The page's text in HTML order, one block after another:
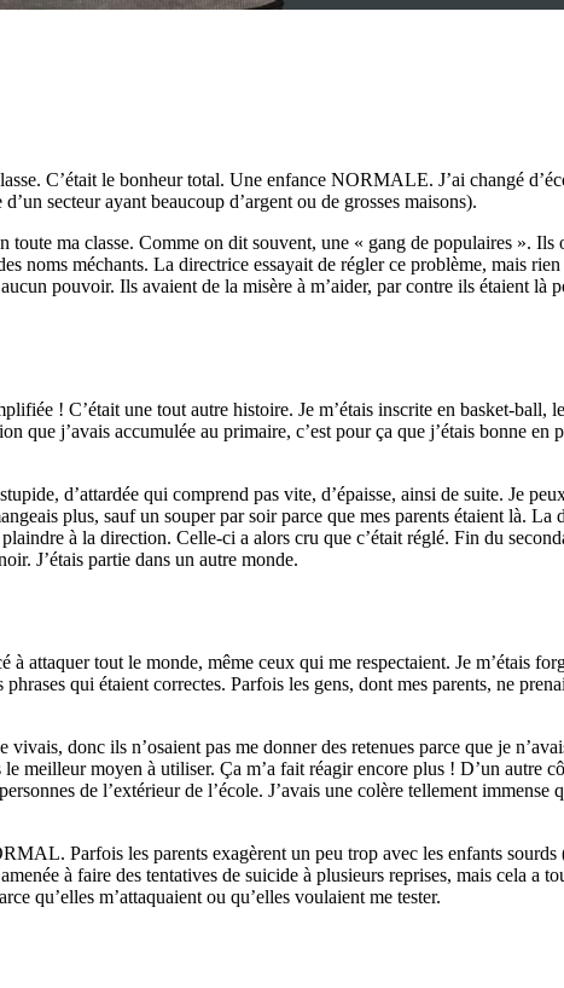
C’était le bonheur total. Une enfance NORMALE. J’ai changé
secteur ayant beaucoup d’argent ou de grosses maisons).
ma classe. Comme on dit souvent, une « gang de populaires ». Ils
noms méchants. La directrice essayait de régler ce problème, mais
pouvoir. Ils avaient de la misère à m’aider, par contre ils étaient là
! C’était une tout autre histoire. Je m’étais inscrite en basket-ball,
que j’avais accumulée au primaire, c’est pour ça que j’étais bonne
d’attardée qui comprend pas vite, d’épaisse, ainsi de suite. Je
plus, sauf un souper par soir parce que mes parents étaient là.
à la direction. Celle-ci a alors cru que c’était réglé. Fin du
J’étais partie dans un autre monde.
attaquer tout le monde, même ceux qui me respectaient. Je m’étais
qui étaient correctes. Parfois les gens, dont mes parents, ne
donc ils n’osaient pas me donner des retenues parce que je
meilleur moyen à utiliser. Ça m’a fait réagir encore plus ! D’un autre
de l’extérieur de l’école. J’avais une colère tellement
Parfois les parents exagèrent un peu trop avec les enfants
à faire des tentatives de suicide à plusieurs reprises, mais cela a
qu’elles m’attaquaient ou qu’elles voulaient me tester.